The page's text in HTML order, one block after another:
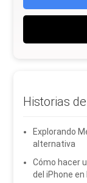
Historias
Explorando
alternativa
Cómo hacer
del iPhone